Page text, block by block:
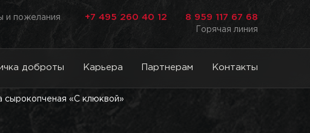
и пожелания +7 495 260 40 12 8 959 117 67 68
Горячая линия
доброты Карьера Партнерам Контакты
сырокопченая «С клюквой»